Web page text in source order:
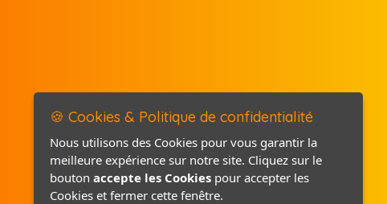
Mentions légales
Politique de confidentialité
🍪 Cookies & Politique de confidentialité
Nous utilisons des Cookies pour vous garantir la
meilleure expérience sur notre site. Cliquez sur le
bouton accepte les Cookies pour accepter les
Cookies et fermer cette fenêtre.